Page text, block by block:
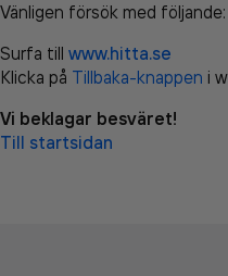
Vänligen försök med följande:
Surfa till www.hitta.se
Klicka på Tillbaka-knappen i
Vi beklagar besväret!
Till startsidan